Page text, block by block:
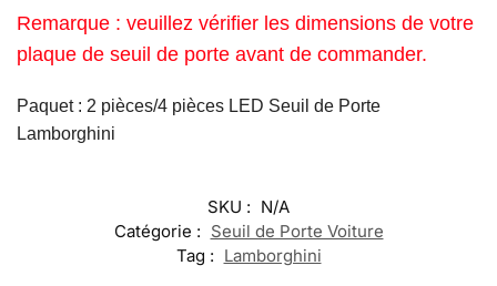
Remarque : veuillez vérifier les dimensions de votre
plaque de seuil de porte avant de commander.
Paquet : 2 pièces/4 pièces LED Seuil de Porte
Lamborghini
SKU : N/A
Catégorie : Seuil de Porte Voiture
Tag : Lamborghini